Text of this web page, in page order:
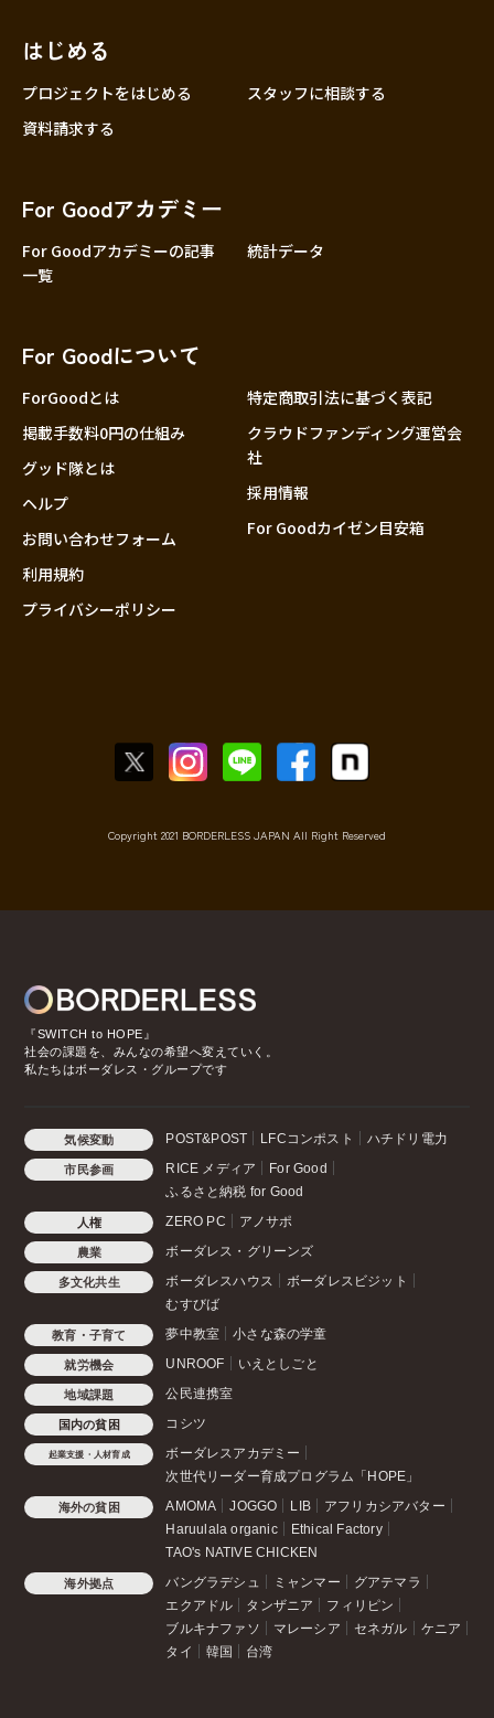
はじめる
プロジェクトをはじめる
スタッフに相談する
資料請求する
For Goodアカデミー
For Goodアカデミーの記事
一覧
統計データ
For Goodについて
ForGoodとは
掲載手数料0円の仕組み
グッド隊とは
ヘルプ
お問い合わせフォーム
利用規約
プライバシーポリシー
特定商取引法に基づく表記
クラウドファンディング運営会
社
採用情報
For Goodカイゼン目安箱
Copyright 2021 BORDERLESS JAPAN All Right Reserved
『SWITCH to HOPE』
社会の課題を、みんなの希望へ変えていく。
私たちはボーダレス・グループです
気候変動 POST&POST LFCコンポスト ハチドリ電力
市民参画 RICE メディア
For Good
ふるさと納税 for Good
人権 ZERO PC アノサポ
農業 ボーダレス・グリーンズ
多文化共生 ボーダレスハウス
ボーダレスビジット
むすびば
教育・子育て 夢中教室 小さな森の学童
就労機会 UNROOF いえとしごと
地域課題 公民連携室
国内の貧困 コシツ
起業支援・人材育成
ボーダレスアカデミー
次世代リーダー育成プログラム「HOPE」
海外の貧困 AMOMA JOGGO LIB
アフリカシアバター
Haruulala organic
Ethical Factory
TAO's NATIVE CHICKEN
海外拠点 バングラデシュ ミャンマー
グアテマラ
エクアドル
タンザニア
フィリピン
ブルキナファソ
マレーシア セネガル
ケニア
タイ
韓国 台湾